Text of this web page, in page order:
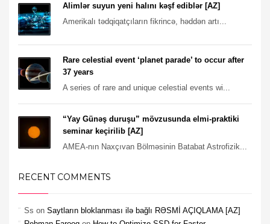
Alimlər suyun yeni halını kəşf ediblər [AZ]
Amerikalı tədqiqatçıların fikrincə, həddən artı...
Rare celestial event ‘planet parade’ to occur after
37 years
A series of rare and unique celestial events wi...
“Yay Günəş duruşu” mövzusunda elmi-praktiki
seminar keçirilib [AZ]
AMEA-nın Naxçıvan Bölməsinin Batabat Astrofizik...
RECENT COMMENTS
Ss on Saytların bloklanması ilə bağlı RƏSMİ AÇIQLAMA [AZ]